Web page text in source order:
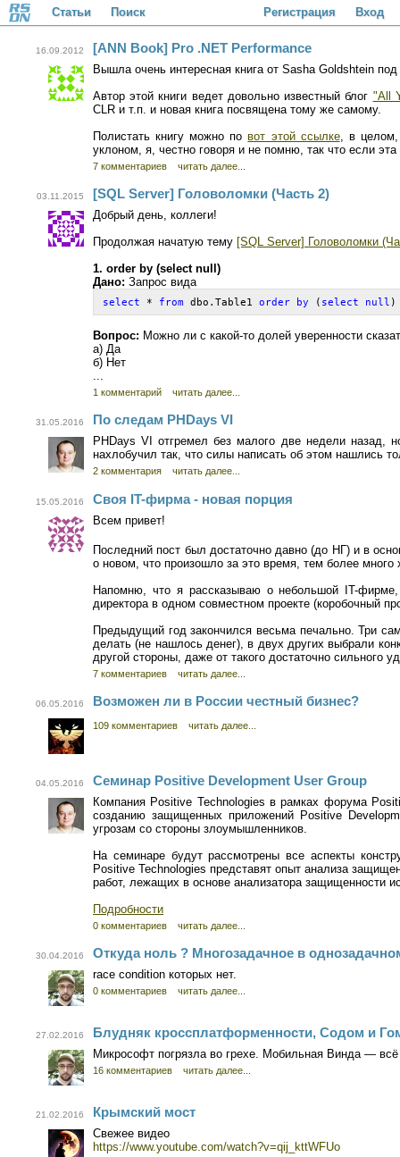
Статьи Поиск Регистрация Вход
16.09.2012 [ANN Book] Pro .NET Performance
Вышла очень интересная книга от Sasha Goldshtein
Автор этой книги ведет довольно известный блог "All
CLR и т.п. и новая книга посвящена тому же самому.
Полистать книгу можно повот этой ссылке, в целом,
уклоном, я, честно говоря и не помню, так что если
7 комментариев читать далее...
03.11.2015 [SQL Server] Головоломки (Часть 2)
Добрый день, коллеги!
Продолжая начатую тему [SQL Server] Головоломки
1. order by (select null)
Дано: Запрос вида
select * from dbo.Table1 order by ( select null )
Вопрос: Можно ли с какой-то долей уверенности
a) Да
б) Нет
...
1 комментарий читать далее...
31.05.2016 По следам PHDays VI
PHDays VI отгремел без малого две недели назад,
нахлобучил так, что силы написать об этом нашлись
2 комментария читать далее...
15.05.2016 Своя IT-фирма - новая порция
Всем привет!
Последний пост был достаточно давно (до НГ) и в
о новом, что произошло за это время, тем более
Напомню, что я рассказываю о небольшой IT-
директора в одном совместном проекте (коробочный
Предыдущий год закончился весьма печально. Три
делать (не нашлось денег), в двух других выбрали
другой стороны, даже от такого достаточно сильного
7 комментариев читать далее...
06.05.2016 Возможен ли в России честный бизнес?
109 комментариев читать далее...
04.05.2016 Семинар Positive Development User Group
Компания Positive Technologies в рамках форума
созданию защищенных приложений Positive
угрозам со стороны злоумышленников.
На семинаре будут рассмотрены все аспекты
Positive Technologies представят опыт анализа
работ, лежащих в основе анализатора защищенности
Подробности
0 комментариев читать далее...
30.04.2016 Откуда ноль ? Многозадачное в
race condition которых нет.
0 комментариев читать далее...
27.02.2016 Блудняк кроссплатформенности, Содом и
Микрософт погрязла во грехе. Мобильная Винда —
16 комментариев читать далее...
21.02.2016 Крымский мост
Свежее видео
https://www.youtube.com/watch?v=qij_kttWFUo